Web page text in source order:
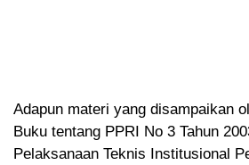
Adapun materi yang disampaikan
Buku tentang PPRI No 3 Tahun
Pelaksanaan Teknis Institusional